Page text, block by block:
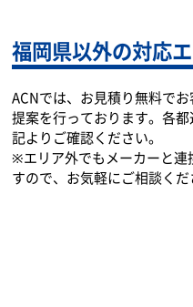
保守について
福岡県以外の対応
ACNでは、お見積り無料で
提案を行っております。各都